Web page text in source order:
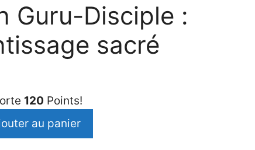
Guru-Disciple :
sacré
120 Points!
au panier